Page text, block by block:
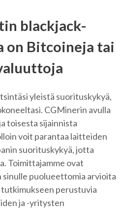
blackjack-
on Bitcoineja tai
yleistä suorituskykyä,
CGMinerin avulla
toisesta sijainnista
voit parantaa laitteiden
suorituskykyä, jotta
Toimittajamme ovat
puolueettomia arvioita
perustuvia
ja -yritysten